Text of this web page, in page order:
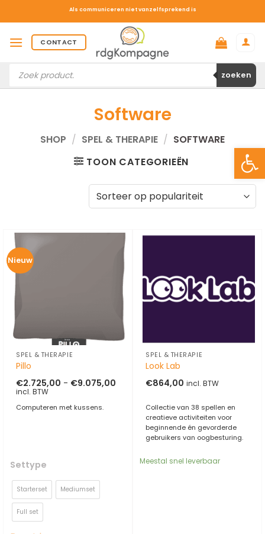
naar
inhoud
Als communiceren niet vanzelfsprekend is
CONTACT
zoeken
zoeken
Software
SHOP / SPEL & THERAPIE / SOFTWARE
TOON CATEGORIEËN
Nieuw
SPEL & THERAPIE
Pillo
€2.725,00 - €9.075,00 Prijsklasse:
€9.075,00
incl. BTW
Computeren met kussens.
Settype
Starterset Mediumset
Full set
SPEL & THERAPIE
Look Lab
€864,00 incl. BTW
Collectie van 38 spellen en
creatieve activiteiten voor
beginnende én gevorderde
gebruikers van oogbesturing.
Meestal snel leverbaar